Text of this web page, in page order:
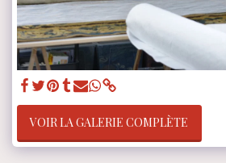
VOIR LA GALERIE COMPLÈTE